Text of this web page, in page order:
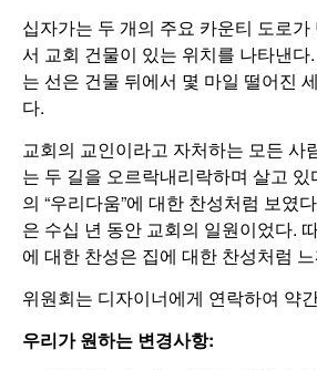
십자가는 두 개의 주요 카운티 도로가
서 교회 건물이 있는 위치를 나타낸다
는 선은 건물 뒤에서 몇 마일 떨어진
다.
교회의 교인이라고 자처하는 모든 사
는 두 길을 오르락내리락하며 살고 있
의 “우리다움”에 대한 찬성처럼 보였
은 수십 년 동안 교회의 일원이었다.
에 대한 찬성은 집에 대한 찬성처럼
위원회는 디자이너에게 연락하여 약
우리가원하는 변경사항: